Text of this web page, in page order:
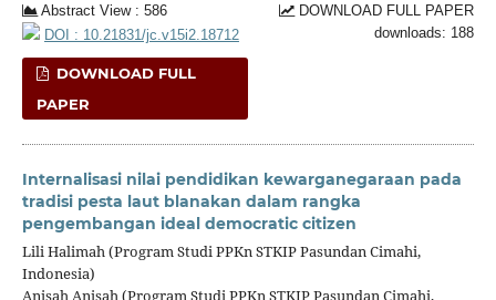
Abstract View : 586
DOWNLOAD FULL PAPER
downloads: 188
DOI : 10.21831/jc.v15i2.18712
DOWNLOAD FULL
PAPER
Internalisasi nilai pendidikan kewarganegaraan pada
tradisi pesta laut blanakan dalam rangka
pengembangan ideal democratic citizen
Lili Halimah (Program Studi PPKn STKIP Pasundan Cimahi,
Indonesia)
Anisah Anisah (Program Studi PPKn STKIP Pasundan Cimahi,